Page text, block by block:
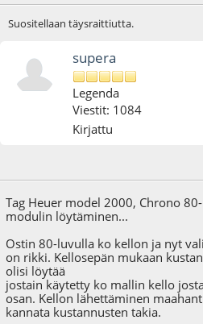
Suositellaan täysraittiutta.
supera
Legenda
Viestit: 1084
Kirjattu
:
Tag Heuer model 2000, Chrono
modulin löytäminen...
Ostin 80-luvulla ko kellon ja nyt
on rikki. Kellosepän mukaan
olisi löytää
jostain käytetty ko mallin kello
osan. Kellon lähettäminen
kannata kustannusten takia.